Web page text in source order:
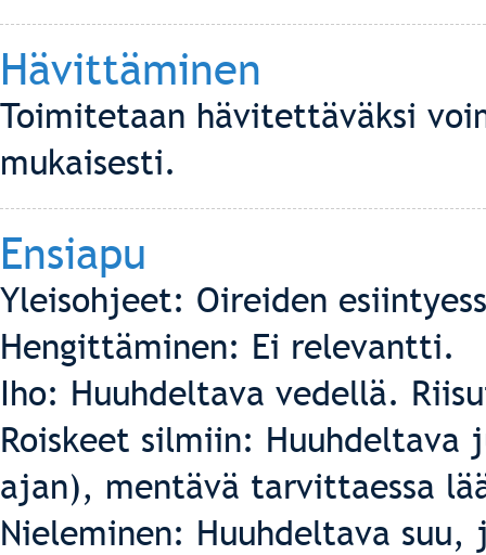
Hävittäminen
Toimitetaan hävitettäväksi
mukaisesti.
Ensiapu
Yleisohjeet: Oireiden
Hengittäminen: Ei relevantti.
Iho: Huuhdeltava vedellä.
Roiskeet silmiin: Huuhdeltava
ajan), mentävä tarvittaessa
Nieleminen: Huuhdeltava